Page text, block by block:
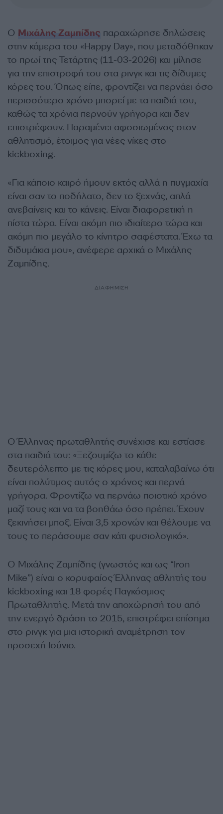
Ο Μιχάλης Ζαμπίδης παραχώρησε δηλώσεις
στην κάμερα του «Happy Day», που μεταδόθηκαν
το πρωί της Τετάρτης (11-03-2026) και μίλησε
για την επιστροφή του στα ρινγκ και τις δίδυμες
κόρες του. Όπως είπε, φροντίζει να περνάει όσο
περισσότερο χρόνο μπορεί με τα παιδιά του,
καθώς τα χρόνια περνούν γρήγορα και δεν
επιστρέφουν. Παραμένει αφοσιωμένος στον
αθλητισμό, έτοιμος για νέες νίκες στο
kickboxing.
«Για κάποιο καιρό ήμουν εκτός αλλά η πυγμαχία
είναι σαν το ποδήλατο, δεν το ξεχνάς, απλά
ανεβαίνεις και το κάνεις. Είναι διαφορετική η
πίστα τώρα. Είναι ακόμη πιο ιδιαίτερο τώρα και
ακόμη πιο μεγάλο το κίνητρο σαφέστατα. Έχω τα
διδυμάκια μου», ανέφερε αρχικά ο Μιχάλης
Ζαμπίδης.
ΔΙΑΦΗΜΙΣΗ
Ο Έλληνας πρωταθλητής συνέχισε και εστίασε
στα παιδιά του: «Ξεζουμίζω το κάθε
δευτερόλεπτο με τις κόρες μου, καταλαβαίνω ότι
είναι πολύτιμος αυτός ο χρόνος και περνά
γρήγορα. Φροντίζω να περνάω ποιοτικό χρόνο
μαζί τους και να τα βοηθάω όσο πρέπει. Έχουν
ξεκινήσει μποξ. Είναι 3,5 χρονών και θέλουμε να
τους το περάσουμε σαν κάτι φυσιολογικό».
Ο Μιχάλης Ζαμπίδης (γνωστός και ως “Iron
Mike”) είναι ο κορυφαίος Έλληνας αθλητής του
kickboxing και 18 φορές Παγκόσμιος
Πρωταθλητής. Μετά την αποχώρησή του από
την ενεργό δράση το 2015, επιστρέφει επίσημα
στο ρινγκ για μια ιστορική αναμέτρηση τον
προσεχή Ιούνιο.